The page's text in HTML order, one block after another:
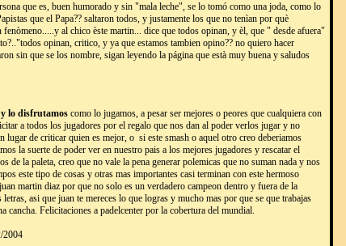
que es, buen humorado y sin "mala leche", se lo tomó como una joda, como lo
que el Papa?? saltaron todos, y justamente los que no tenìan por què
al chico èste martin... dice que todos opinan, y èl, que " desde afuera"
opinan, critico, y ya que estamos tambien opino?? no quiero hacer
sin que se los nombre, sigan leyendo la página que està muy buena y saludos
y lo disfrutamos como lo jugamos, a pesar ser mejores o peores que cualquiera con
a todos los jugadores por el regalo que nos dan al poder verlos jugar y no
lugar de criticar quien es mejor, o si este smash o aquel otro creo deberiamos
la suerte de poder ver en nuestro pais a los mejores jugadores y rescatar el
de la paleta, creo que no vale la pena generar polemicas que no suman nada y nos
este tipo de cosas y otras mas importantes casi terminan con este hermoso
martin diaz por que no solo es un verdadero campeon dentro y fuera de la
asi que juan te mereces lo que logras y mucho mas por que se que trabajas
cancha. Felicitaciones a padelcenter por la cobertura del mundial.
2004